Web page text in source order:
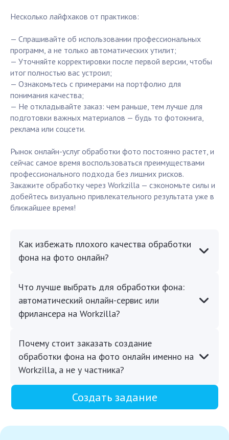
Несколько лайфхаков от практиков:
— Спрашивайте об использовании профессиональных
программ, а не только автоматических утилит;
— Уточняйте корректировки после первой версии, чтобы
итог полностью вас устроил;
— Ознакомьтесь с примерами на портфолио для
понимания качества;
— Не откладывайте заказ: чем раньше, тем лучше для
подготовки важных материалов — будь то фотокнига,
реклама или соцсети.
Рынок онлайн-услуг обработки фото постоянно растет, и
сейчас самое время воспользоваться преимуществами
профессионального подхода без лишних рисков.
Закажите обработку через Workzilla — сэкономьте силы и
добейтесь визуально привлекательного результата уже в
ближайшее время!
Как избежать плохого качества обработки
фона на фото онлайн?
Что лучше выбрать для обработки фона:
автоматический онлайн-сервис или
фрилансера на Workzilla?
Почему стоит заказать создание
обработки фона на фото онлайн именно на
Workzilla, а не у частника?
Создать задание